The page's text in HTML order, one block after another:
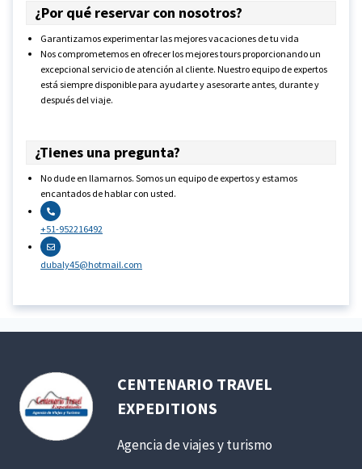
¿Por qué reservar con nosotros?
Garantizamos experimentar las mejores vacaciones de tu vida
Nos comprometemos en ofrecer los mejores tours proporcionando un
excepcional servicio de atención al cliente. Nuestro equipo de expertos
está siempre disponible para ayudarte y asesorarte antes, durante y
después del viaje.
¿Tienes una pregunta?
No dude en llamarnos. Somos un equipo de expertos y estamos
encantados de hablar con usted.
+51-952216492
dubaly45@hotmail.com
CENTENARIO TRAVEL
EXPEDITIONS
Agencia de viajes y turismo